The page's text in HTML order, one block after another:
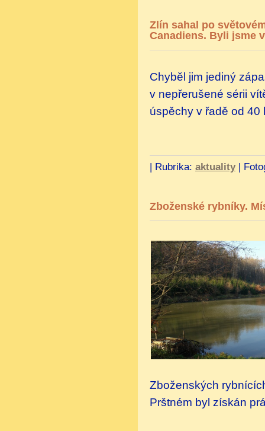
Zlín sahal po
Canadiens. Byli jsme
Chyběl jim jediný
v nepřerušené sérii
úspěchy v řadě od 40
| Rubrika: aktuality |
Zboženské rybníky.
Zboženských
Prštném byl získán